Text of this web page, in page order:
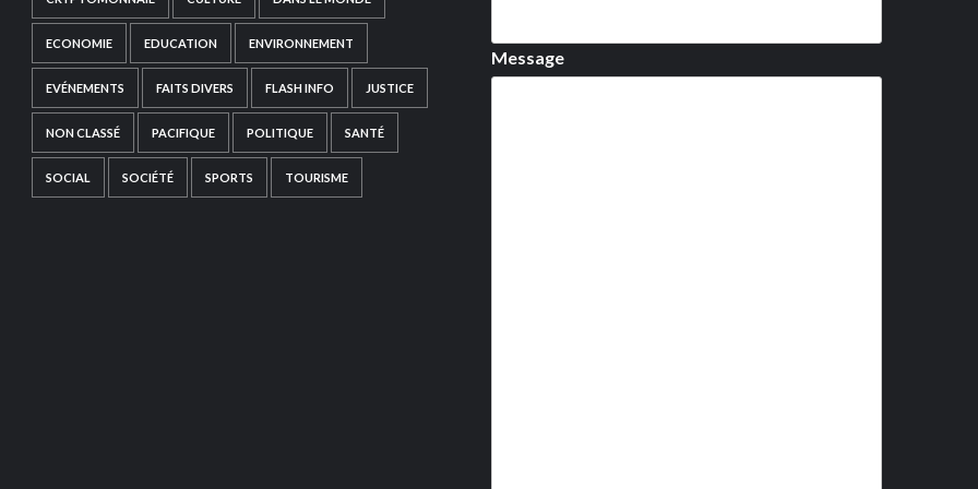
ECONOMIE EDUCATION ENVIRONNEMENT
EVÉNEMENTS FAITS DIVERS FLASH INFO JUSTICE
NON CLASSÉ PACIFIQUE POLITIQUE SANTÉ
SOCIAL SOCIÉTÉ SPORTS TOURISME
Message